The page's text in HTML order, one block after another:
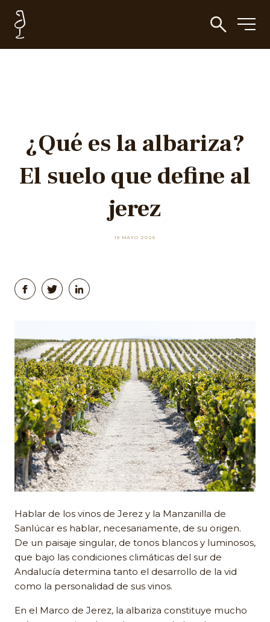
¿Qué es la albariza?
El suelo que define al
jerez
19 MAYO 2026
Hablar de los vinos de Jerez y la Manzanilla de
Sanlúcar es hablar, necesariamente, de su origen.
De un paisaje singular, de tonos blancos y luminosos,
que bajo las condiciones climáticas del sur de
Andalucía determina tanto el desarrollo de la vid
como la personalidad de sus vinos.
En el Marco de Jerez, la albariza constituye mucho